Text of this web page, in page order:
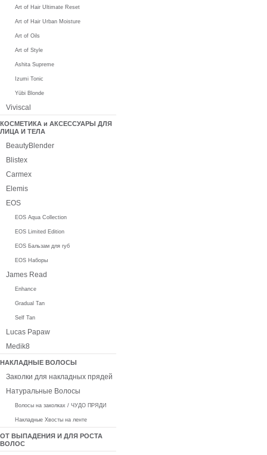
Art of Hair Ultimate Reset
Art of Hair Urban Moisture
Art of Oils
Art of Style
Ashita Supreme
Izumi Tonic
Yūbi Blonde
Viviscal
КОСМЕТИКА и АКСЕССУАРЫ ДЛЯ
ЛИЦА И ТЕЛА
BeautyBlender
Blistex
Carmex
Elemis
EOS
EOS Aqua Collection
EOS Limited Edition
EOS Бальзам для губ
EOS Наборы
James Read
Enhance
Gradual Tan
Self Tan
Lucas Papaw
Medik8
НАКЛАДНЫЕ ВОЛОСЫ
Заколки для накладных прядей
Натуральные Волосы
Волосы на заколках / ЧУДО ПРЯДИ
Накладные Хвосты на ленте
ОТ ВЫПАДЕНИЯ И ДЛЯ РОСТА
ВОЛОС